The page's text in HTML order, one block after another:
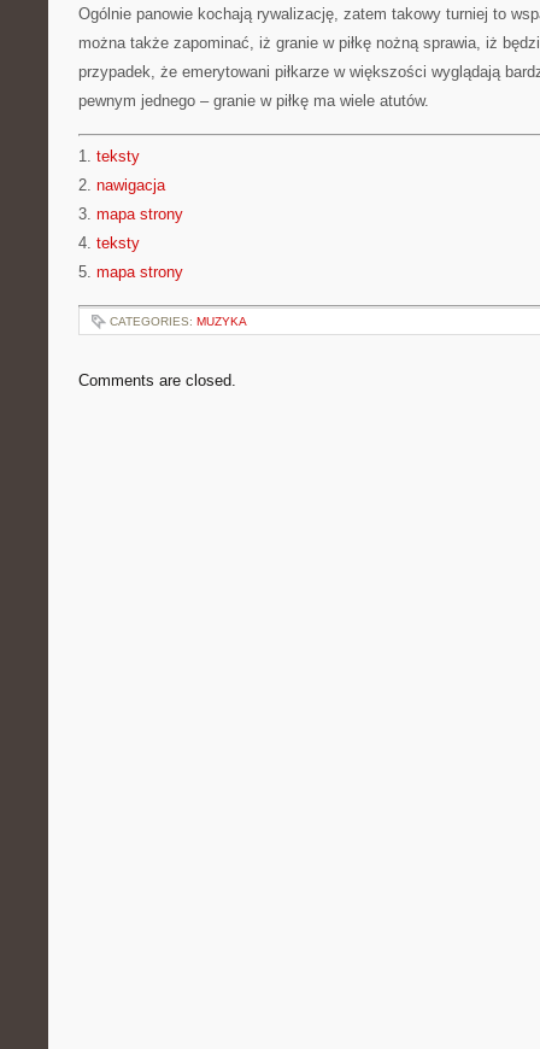
Ogólnie panowie kochają rywalizację, zatem takowy turniej to
można także zapominać, iż granie w piłkę nożną sprawia, iż
przypadek, że emerytowani piłkarze w większości wyglądają
pewnym jednego – granie w piłkę ma wiele atutów.
1. teksty
2. nawigacja
3. mapa strony
4. teksty
5. mapa strony
CATEGORIES: MUZYKA
Comments are closed.